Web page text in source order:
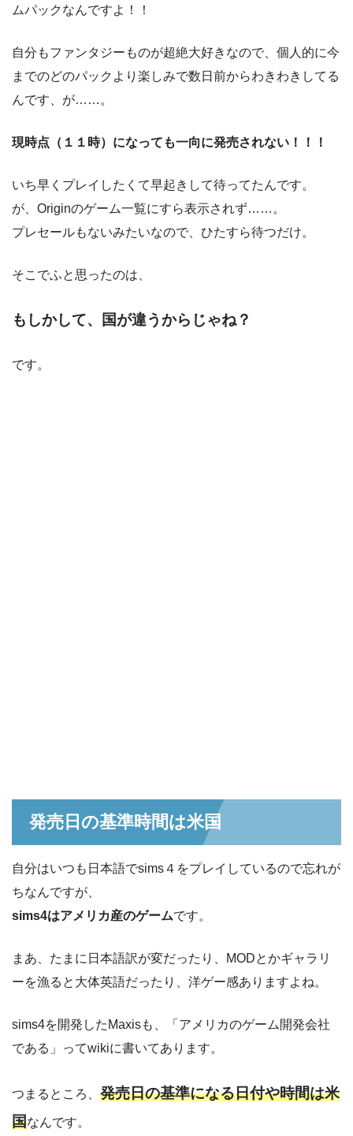
ムパックなんですよ！！
自分もファンタジーものが超絶大好きなので、個人的に今
までのどのパックより楽しみで数日前からわきわきしてる
んです、が……。
現時点（１１時）になっても一向に発売されない！！！
いち早くプレイしたくて早起きして待ってたんです。
が、Originのゲーム一覧にすら表示されず……。
プレセールもないみたいなので、ひたすら待つだけ。
そこでふと思ったのは、
もしかして、国が違うからじゃね？
です。
発売日の基準時間は米国
自分はいつも日本語でsims４をプレイしているので忘れが
ちなんですが、
sims4はアメリカ産のゲームです。
まあ、たまに日本語訳が変だったり、MODとかギャラリ
ーを漁ると大体英語だったり、洋ゲー感ありますよね。
sims4を開発したMaxisも、「アメリカのゲーム開発会社
である」ってwikiに書いてあります。
つまるところ、 発売日の基準になる日付や時間は米
国なんです。